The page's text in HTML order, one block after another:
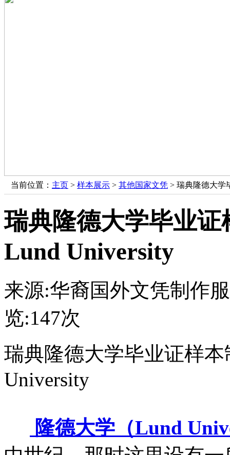
当前位置： 主页 > 样本展示 > 其他国家文凭 > 瑞典隆德大学
瑞典隆德大学毕业
Lund University
来源:华裔国外文凭制作
览:147次
瑞典隆德大学毕业证样
University
隆德大学（Lund